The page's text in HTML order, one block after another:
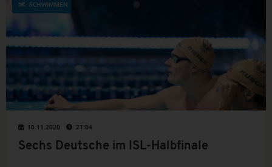
SCHWIMMEN
10.11.2020 21:04
Sechs Deutsche im ISL-Halbfinale